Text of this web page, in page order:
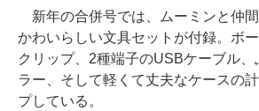
新年の合併号では、ムーミンと仲
かわいらしい文具セットが付録。ボー
クリップ、2種端子のUSBケーブル
ラー、そして軽くて丈夫なケースの
プしている。